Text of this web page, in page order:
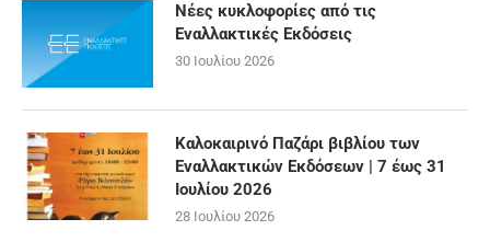
Νέες κυκλοφορίες από τις
Εναλλακτικές Εκδόσεις
30 Ιουλίου 2026
Καλοκαιρινό Παζάρι βιβλίου των
Εναλλακτικών Εκδόσεων | 7 έως 31
Ιουλίου 2026
28 Ιουλίου 2026